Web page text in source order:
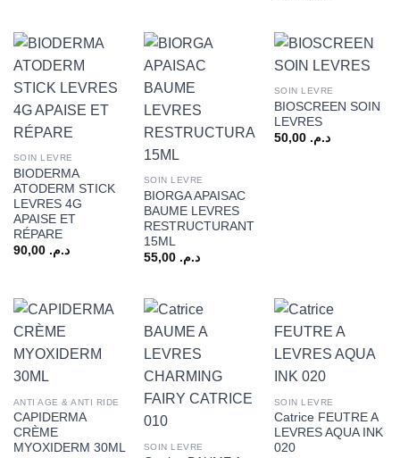
SOIN LEVRE
BIODERMA
ATODERM STICK
LEVRES 4G
APAISE ET
RÉPARE
د.م. 90,00
SOIN LEVRE
BIORGA APAISAC
BAUME LEVRES
RESTRUCTURANT
15ML
د.م. 55,00
SOIN LEVRE
BIOSCREEN SOIN
LEVRES
د.م. 50,00
ANTI AGE & ANTI RIDE
CAPIDERMA
CRÈME
MYOXIDERM 30ML
SOIN LEVRE
SOIN LEVRE
Catrice FEUTRE A
LEVRES AQUA INK
020